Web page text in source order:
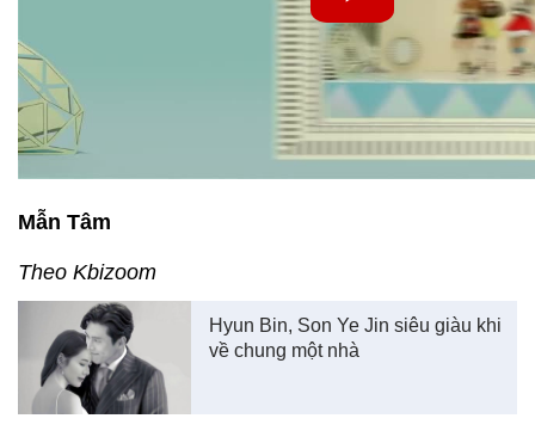
Mẫn Tâm
Theo Kbizoom
Hyun Bin, Son Ye Jin siêu giàu khi
về chung một nhà